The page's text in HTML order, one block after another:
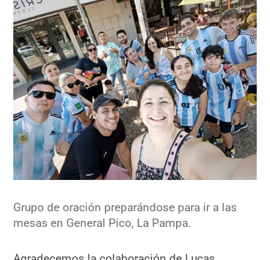
Grupo de oración preparándose para ir a las
mesas en General Pico, La Pampa.